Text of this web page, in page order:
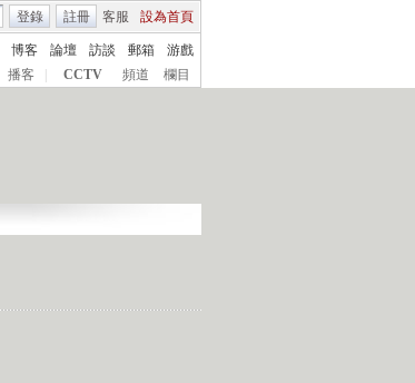
客服 設為首頁
登錄 註冊
博客 論壇 訪談 郵箱
游戲
播客 CCTV 頻道 欄目